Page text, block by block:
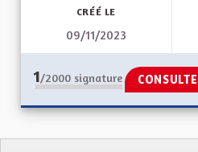
CRÉÉ LE
09/11/2023
1/2000 signature